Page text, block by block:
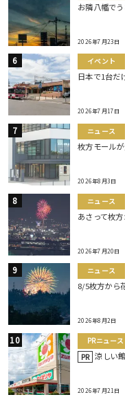
お隣八幡で
2026年7月23日
イベント
日本で1台だ
2026年7月17日
ニュース
枚方モール
2026年8月3日
ニュース
あさって枚
2026年7月20日
ニュース
8/5枚方から
2026年8月2日
PRニュース
PR 涼しい
2026年7月21日